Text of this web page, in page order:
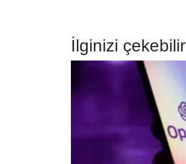
İlginizi çekebilir